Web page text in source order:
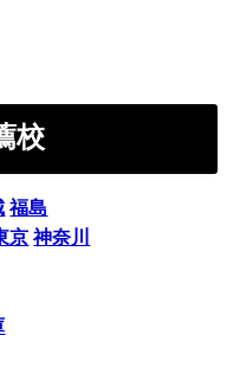
校
福島
京 神奈川